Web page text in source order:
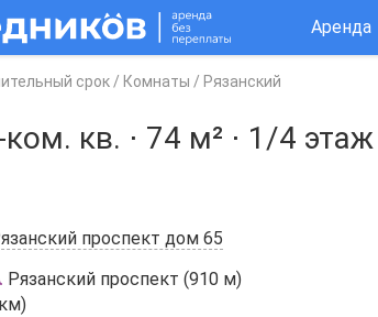
Аренда
срок / Комнаты / Рязанский
кв. ⋅ 74 м² ⋅ 1/4 этаж
проспект дом 65
Рязанский проспект (910 м)